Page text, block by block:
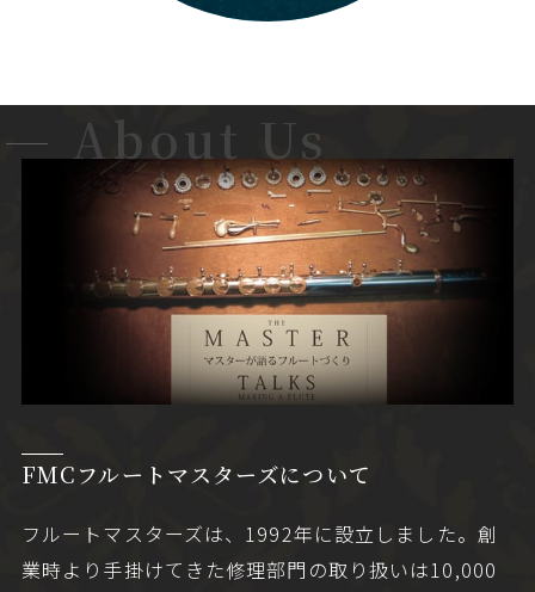
FMCフルートマスターズについて
フルートマスターズは、1992年に設立しました。創
業時より手掛けてきた修理部門の取り扱いは10,000
About Us